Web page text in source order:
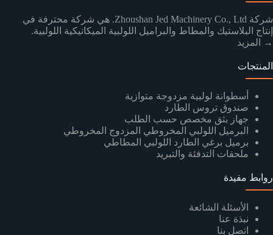
شركة Zhoushan Jed Machinery Co., Ltd. هي شركة محترفة في
إنتاج البلاستيك والمطاط والبراميل اللولبية الميكانيكية اللولبية.
→ المزيد
المنتجات
أسطوانة لولبية مزدوجة متوازية
صندوق تروس الطارد
جهاز بثق مخصص حسب الطلب
البرميل اللولبي المخروطي المزدوج المخروطي
برميل برغي الطارد اللولبي المطاطي
ملحقات التدفئة والتبريد
روابط مفيدة
الأسئلة الشائعة
نبذة عنا
اتصل بنا